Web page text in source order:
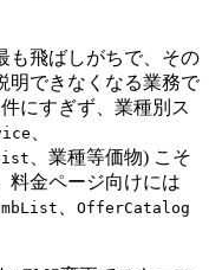
も飛ばしがちで、その
明できなくなる業務で
にすぎず、業種別ス
、業種等価物) こそ
料金ページ向けには
OfferCatalog